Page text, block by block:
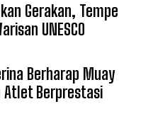
Gerakan, Tempe
UNESCO
Berharap Muay
Atlet Berprestasi